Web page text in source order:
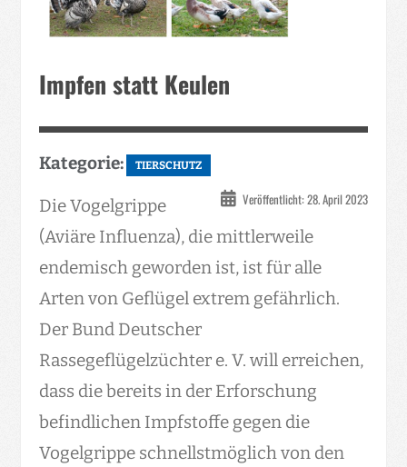
Impfen statt Keulen
Kategorie: TIERSCHUTZ
Veröffentlicht: 28. April 2023
Die Vogelgrippe
(Aviäre Influenza), die mittlerweile
endemisch geworden ist, ist für alle
Arten von Geflügel extrem gefährlich.
Der Bund Deutscher
Rassegeflügelzüchter e. V. will erreichen,
dass die bereits in der Erforschung
befindlichen Impfstoffe gegen die
Vogelgrippe schnellstmöglich von den